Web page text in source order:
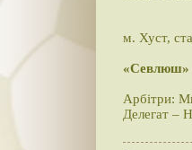
м. Хуст,
«Севлюш»
Арбітри:
Делегат –